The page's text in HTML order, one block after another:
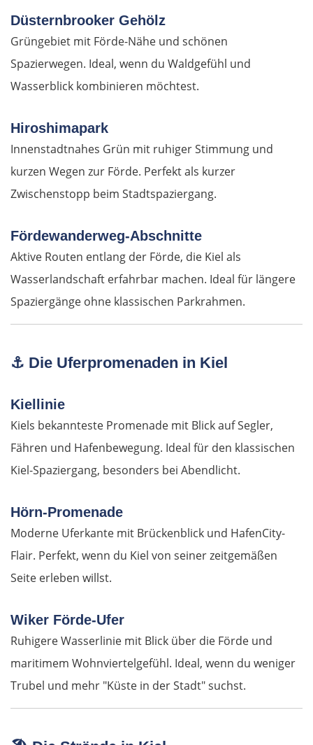
Düsternbrooker Gehölz
Grüngebiet mit Förde-Nähe und schönen
Spazierwegen. Ideal, wenn du Waldgefühl und
Wasserblick kombinieren möchtest.
Hiroshimapark
Innenstadtnahes Grün mit ruhiger Stimmung und
kurzen Wegen zur Förde. Perfekt als kurzer
Zwischenstopp beim Stadtspaziergang.
Fördewanderweg-Abschnitte
Aktive Routen entlang der Förde, die Kiel als
Wasserlandschaft erfahrbar machen. Ideal für längere
Spaziergänge ohne klassischen Parkrahmen.
⚓ Die Uferpromenaden in Kiel
Kiellinie
Kiels bekannteste Promenade mit Blick auf Segler,
Fähren und Hafenbewegung. Ideal für den klassischen
Kiel-Spaziergang, besonders bei Abendlicht.
Hörn-Promenade
Moderne Uferkante mit Brückenblick und HafenCity-
Flair. Perfekt, wenn du Kiel von seiner zeitgemäßen
Seite erleben willst.
Wiker Förde-Ufer
Ruhigere Wasserlinie mit Blick über die Förde und
maritimem Wohnviertelgefühl. Ideal, wenn du weniger
Trubel und mehr "Küste in der Stadt" suchst.
OSTROUTE
Estland
Tallinn
Pärnu
Lettland
Riga